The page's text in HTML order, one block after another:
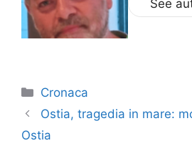
See
Categorie
Cronaca
Ostia, tragedia in mare:
Ostia